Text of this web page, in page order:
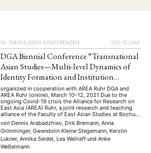
Nr. 158/159 (2021) KONFERENZEN 202–13 {:en}
DGA Biennial Conference “Transnational
Asian Studies—Multi-level Dynamics of
Identity Formation and Institution
Building”
organized in cooperation with AREA Ruhr DGA and
AREA Ruhr (online), March 10–12, 2021 Due to the
ongoing Covid-19 crisis the Alliance for Research on
East Asia (AREA) Ruhr, a joint research and teaching
alliance of the Faculty of East Asian Studies at Bochum
University and the Institute of East Asian Studies at the
University …
von Dennis Arabadzhiev, Dirk Bremann, Anna
Grimminger, Gwendolin Kleine Stegemann, Kerstin
Lukner, Annika Seidel, Lea Wallraffund Anke
Weßelmann